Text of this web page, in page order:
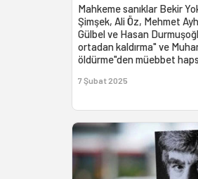
Mahkeme sanıklar Bekir
Şimşek, Ali Öz, Mehmet
Gülbel ve Hasan
ortadan kaldırma" ve
öldürme"den müebbet
7 Şubat 2025